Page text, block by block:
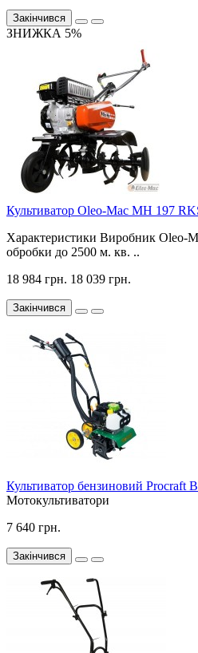
Закінчився
ЗНИЖКА 5%
Культиватор Oleo-Mac MH 197
Характеристики Виробник Oleo-
обробки до 2500 м. кв. ..
18 984 грн. 18 039 грн.
Закінчився
Культиватор бензиновий Procraft
Мотокультиватори
7 640 грн.
Закінчився